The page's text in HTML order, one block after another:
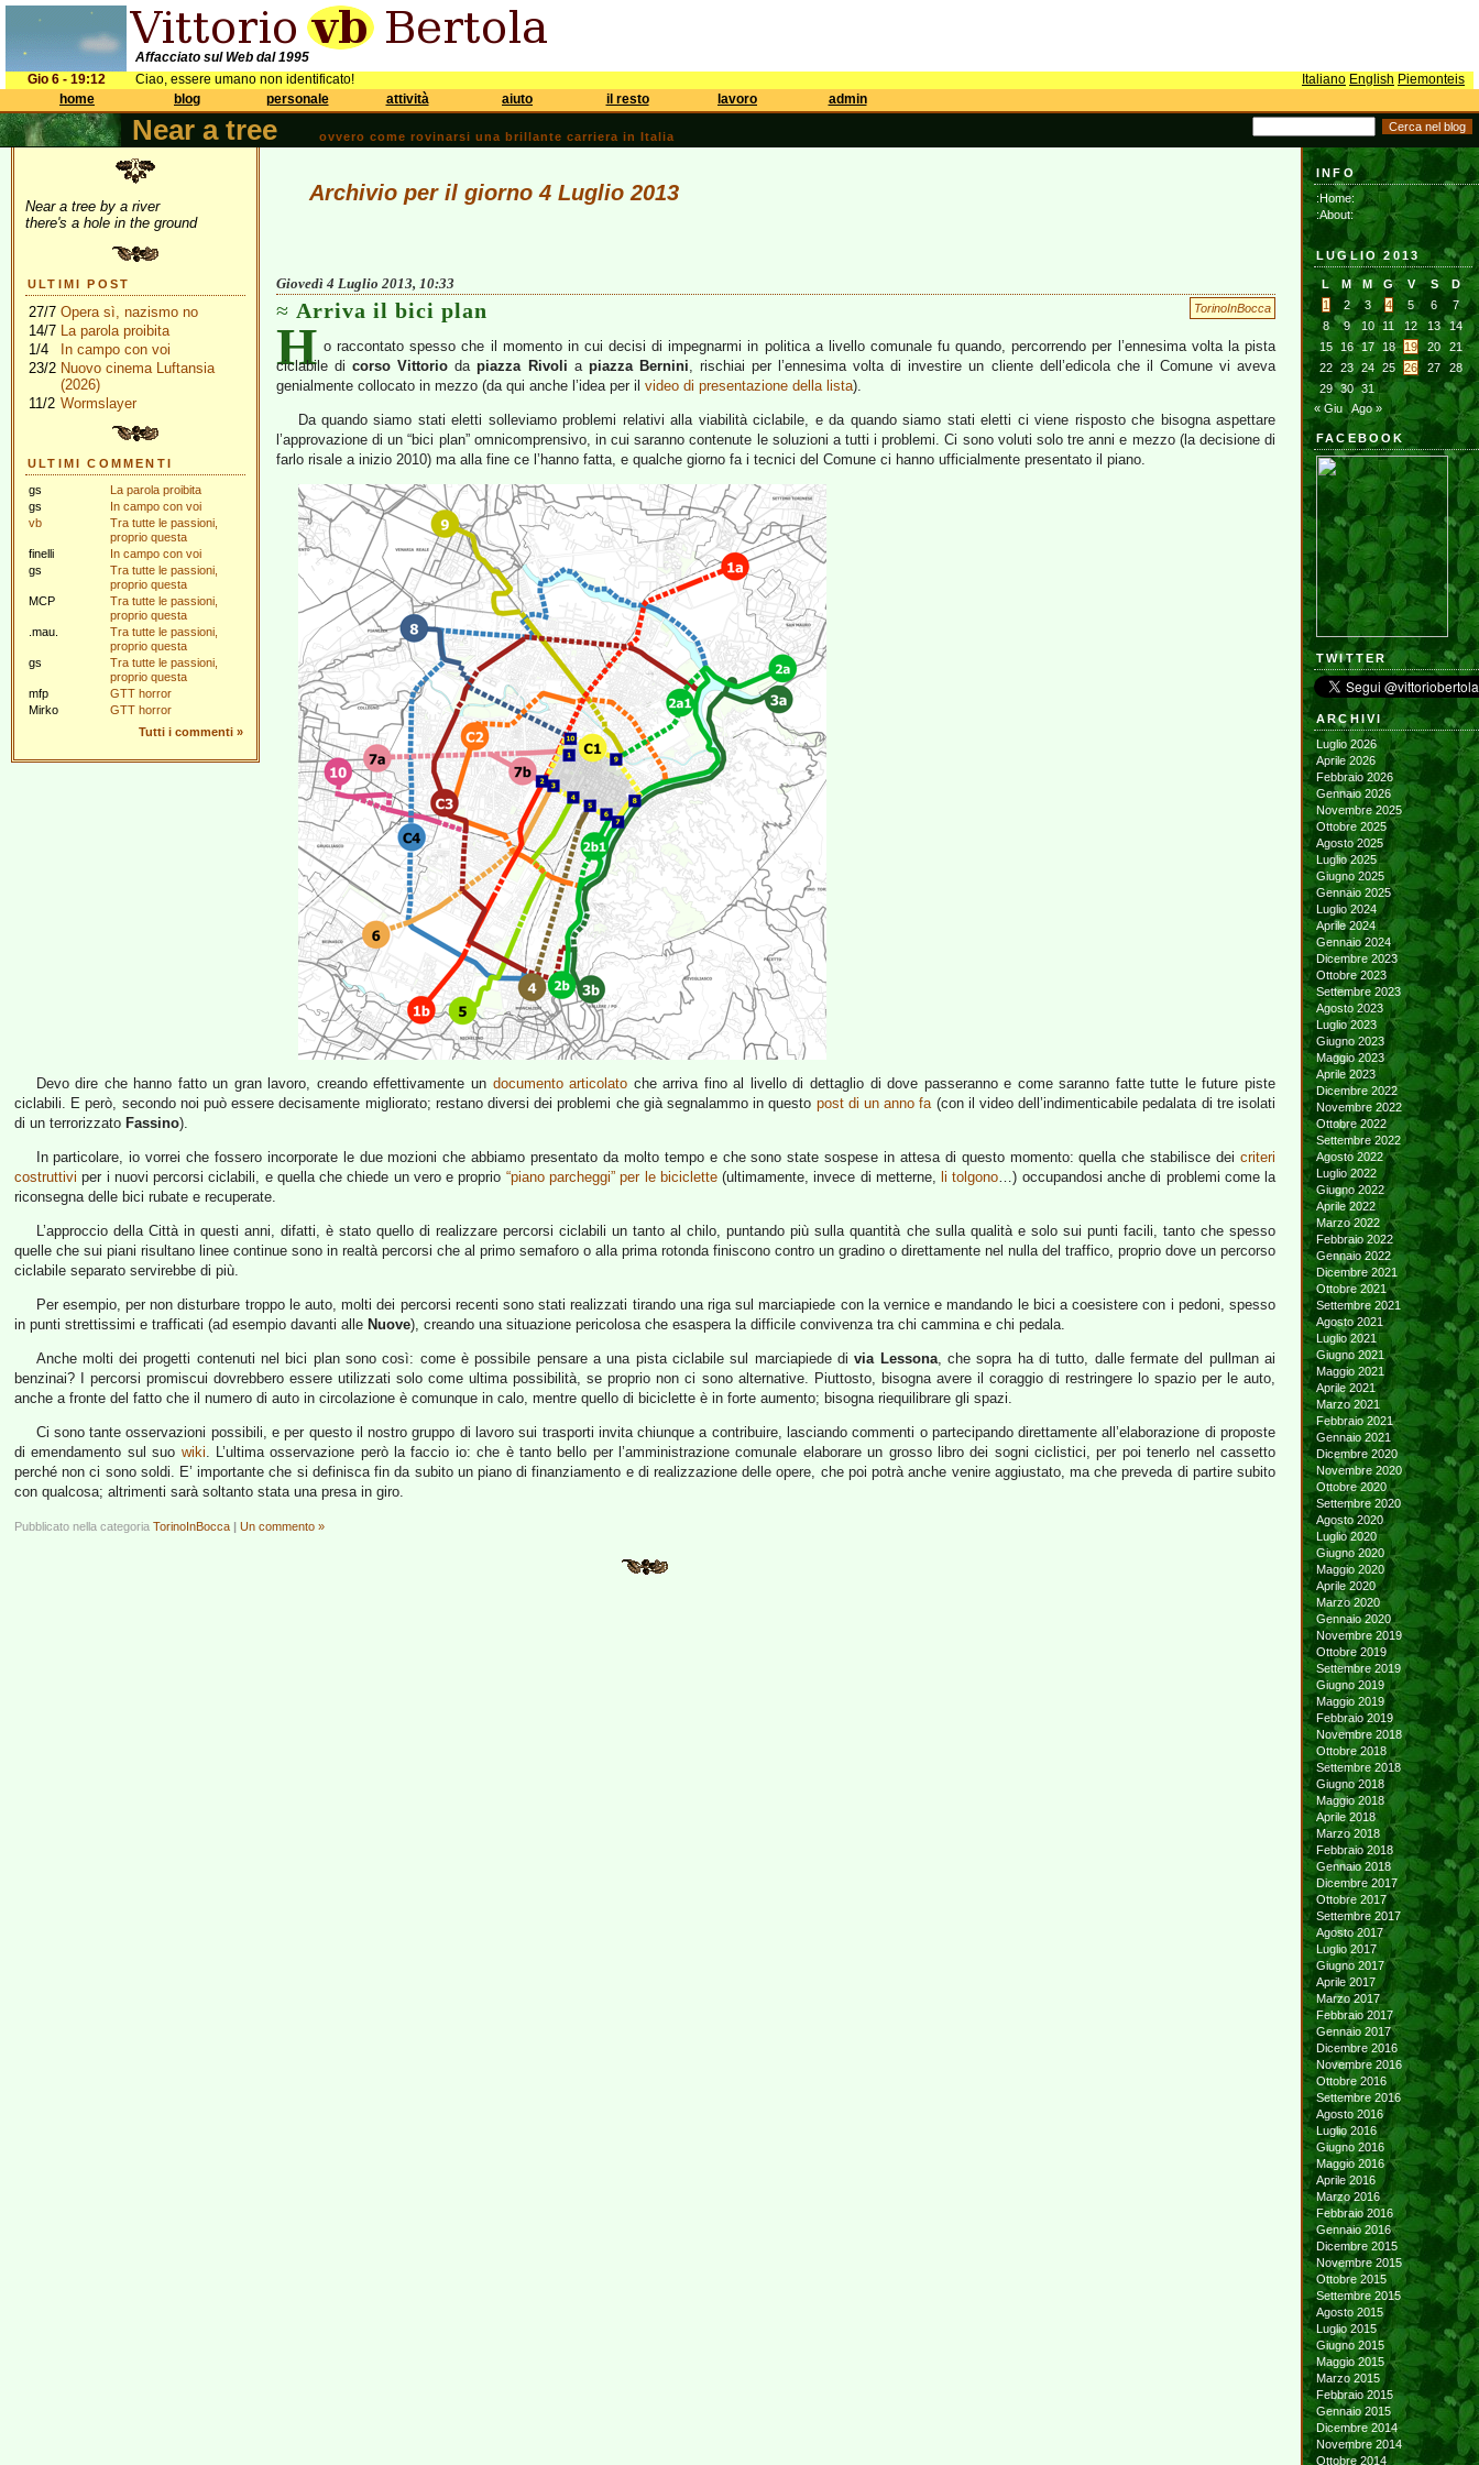
Affacciato sul Web dal 1995
Gio 6 - 19:12
Ciao, essere umano non identificato! Italiano English Piemonteis
home
blog personale attività aiuto il resto lavoro admin
Near a tree ovvero come rovinarsi una brillante carriera in Italia
Near a tree by a river
there's a hole in the ground
ULTIMI POST
27/7 Opera sì, nazismo no
14/7 La parola proibita
1/4
In campo con voi
23/2 Nuovo cinema Luftansia
(2026)
11/2 Wormslayer
ULTIMI COMMENTI
gs
La parola proibita
gs
In campo con voi
vb
Tra tutte le passioni,
proprio questa
finelli
In campo con voi
gs
Tra tutte le passioni,
proprio questa
MCP
Tra tutte le passioni,
proprio questa
.mau.
Tra tutte le passioni,
proprio questa
gs
Tra tutte le passioni,
proprio questa
mfp
GTT horror
Mirko
GTT horror
Tutti i commenti »
Archivio per il giorno 4 Luglio 2013
Giovedì 4 Luglio 2013, 10:33
TorinoInBocca
Arriva il bici plan
H o raccontato spesso che il momento in cui decisi di impegnarmi in politica a livello comunale fu quando, percorrendo per l’ennesima volta la pista
ciclabile dicorso Vittorio dapiazza Rivoli a piazza Bernini, rischiai per l’ennesima volta di investire un cliente dell’edicola che il Comune vi aveva
genialmente collocato in mezzo (da qui anche l’idea per il video di presentazione della lista).
Da quando siamo stati eletti solleviamo problemi relativi alla viabilità ciclabile, e da quando siamo stati eletti ci viene risposto che bisogna aspettare
l’approvazione di un “bici plan” omnicomprensivo, in cui saranno contenute le soluzioni a tutti i problemi. Ci sono voluti solo tre anni e mezzo (la decisione di
farlo risale a inizio 2010) ma alla fine ce l’hanno fatta, e qualche giorno fa i tecnici del Comune ci hanno ufficialmente presentato il piano.
Devo dire che hanno fatto un gran lavoro, creando effettivamente un documento articolato che arriva fino al livello di dettaglio di dove passeranno e come saranno fatte tutte le future piste
ciclabili. E però, secondo noi può essere decisamente migliorato; restano diversi dei problemi che già segnalammo in questo post di un anno fa(con il video dell’indimenticabile pedalata di tre isolati
di un terrorizzato Fassino).
In particolare, io vorrei che fossero incorporate le due mozioni che abbiamo presentato da molto tempo e che sono state sospese in attesa di questo momento: quella che stabilisce dei criteri
costruttivi per i nuovi percorsi ciclabili, e quella che chiede un vero e proprio “piano parcheggi” per le biciclette(ultimamente, invece di metterne, li tolgono…) occupandosi anche di problemi come la
riconsegna delle bici rubate e recuperate.
L’approccio della Città in questi anni, difatti, è stato quello di realizzare percorsi ciclabili un tanto al chilo, puntando più sulla quantità che sulla qualità e solo sui punti facili, tanto che spesso
quelle che sui piani risultano linee continue sono in realtà percorsi che al primo semaforo o alla prima rotonda finiscono contro un gradino o direttamente nel nulla del traffico, proprio dove un percorso
ciclabile separato servirebbe di più.
Per esempio, per non disturbare troppo le auto, molti dei percorsi recenti sono stati realizzati tirando una riga sul marciapiede con la vernice e mandando le bici a coesistere con i pedoni, spesso
in punti strettissimi e trafficati (ad esempio davanti alle Nuove), creando una situazione pericolosa che esaspera la difficile convivenza tra chi cammina e chi pedala.
Anche molti dei progetti contenuti nel bici plan sono così: come è possibile pensare a una pista ciclabile sul marciapiede divia Lessona, che sopra ha di tutto, dalle fermate del pullman ai
benzinai? I percorsi promiscui dovrebbero essere utilizzati solo come ultima possibilità, se proprio non ci sono alternative. Piuttosto, bisogna avere il coraggio di restringere lo spazio per le auto,
anche a fronte del fatto che il numero di auto in circolazione è comunque in calo, mentre quello di biciclette è in forte aumento; bisogna riequilibrare gli spazi.
Ci sono tante osservazioni possibili, e per questo il nostro gruppo di lavoro sui trasporti invita chiunque a contribuire, lasciando commenti o partecipando direttamente all’elaborazione di proposte
di emendamento sul suo wiki. L’ultima osservazione però la faccio io: che è tanto bello per l’amministrazione comunale elaborare un grosso libro dei sogni ciclistici, per poi tenerlo nel cassetto
perché non ci sono soldi. E’ importante che si definisca fin da subito un piano di finanziamento e di realizzazione delle opere, che poi potrà anche venire aggiustato, ma che preveda di partire subito
con qualcosa; altrimenti sarà soltanto stata una presa in giro.
Pubblicato nella categoria TorinoInBocca | Un commento »
INFO
:Home:
:About:
LUGLIO 2013
L M M G V S
D
1
2 3 4 5 6
7
8
9 10 11 12 13
14
15
16 17 18 19 20
21
22
23 24 25 26 27
28
29 30 31
« Giu
Ago »
FACEBOOK
TWITTER
ARCHIVI
Luglio 2026
Aprile 2026
Febbraio 2026
Gennaio 2026
Novembre 2025
Ottobre 2025
Agosto 2025
Luglio 2025
Giugno 2025
Gennaio 2025
Luglio 2024
Aprile 2024
Gennaio 2024
Dicembre 2023
Ottobre 2023
Settembre 2023
Agosto 2023
Luglio 2023
Giugno 2023
Maggio 2023
Aprile 2023
Dicembre 2022
Novembre 2022
Ottobre 2022
Settembre 2022
Agosto 2022
Luglio 2022
Giugno 2022
Aprile 2022
Marzo 2022
Febbraio 2022
Gennaio 2022
Dicembre 2021
Ottobre 2021
Settembre 2021
Agosto 2021
Luglio 2021
Giugno 2021
Maggio 2021
Aprile 2021
Marzo 2021
Febbraio 2021
Gennaio 2021
Dicembre 2020
Novembre 2020
Ottobre 2020
Settembre 2020
Agosto 2020
Luglio 2020
Giugno 2020
Maggio 2020
Aprile 2020
Marzo 2020
Gennaio 2020
Novembre 2019
Ottobre 2019
Settembre 2019
Giugno 2019
Maggio 2019
Febbraio 2019
Novembre 2018
Ottobre 2018
Settembre 2018
Giugno 2018
Maggio 2018
Aprile 2018
Marzo 2018
Febbraio 2018
Gennaio 2018
Dicembre 2017
Ottobre 2017
Settembre 2017
Agosto 2017
Luglio 2017
Giugno 2017
Aprile 2017
Marzo 2017
Febbraio 2017
Gennaio 2017
Dicembre 2016
Novembre 2016
Ottobre 2016
Settembre 2016
Agosto 2016
Luglio 2016
Giugno 2016
Maggio 2016
Aprile 2016
Marzo 2016
Febbraio 2016
Gennaio 2016
Dicembre 2015
Novembre 2015
Ottobre 2015
Settembre 2015
Agosto 2015
Luglio 2015
Giugno 2015
Maggio 2015
Marzo 2015
Febbraio 2015
Gennaio 2015
Dicembre 2014
Novembre 2014
Ottobre 2014